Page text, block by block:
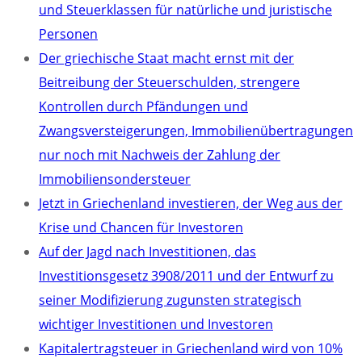
und Steuerklassen für natürliche und juristische
Personen
Der griechische Staat macht ernst mit der
Beitreibung der Steuerschulden, strengere
Kontrollen durch Pfändungen und
Zwangsversteigerungen, Immobilienübertragungen
nur noch mit Nachweis der Zahlung der
Immobiliensondersteuer
Jetzt in Griechenland investieren, der Weg aus der
Krise und Chancen für Investoren
Auf der Jagd nach Investitionen, das
Investitionsgesetz 3908/2011 und der Entwurf zu
seiner Modifizierung zugunsten strategisch
wichtiger Investitionen und Investoren
Kapitalertragsteuer in Griechenland wird von 10%